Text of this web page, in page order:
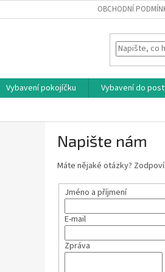
OBCHODNÍ
Vybavení pokojíčku Vybavení do
Napište nám
Máte nějaké otázky?
Jméno a příjmení
E-mail
Zpráva